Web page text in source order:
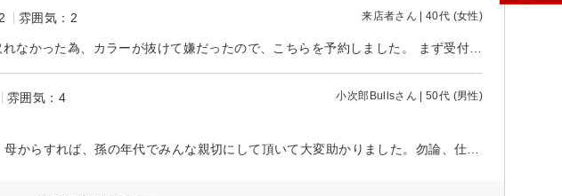
雰囲気：2 来店者さん | 40代 (女性)
雰囲気：4 小次郎Bullsさん | 50代 (男性)